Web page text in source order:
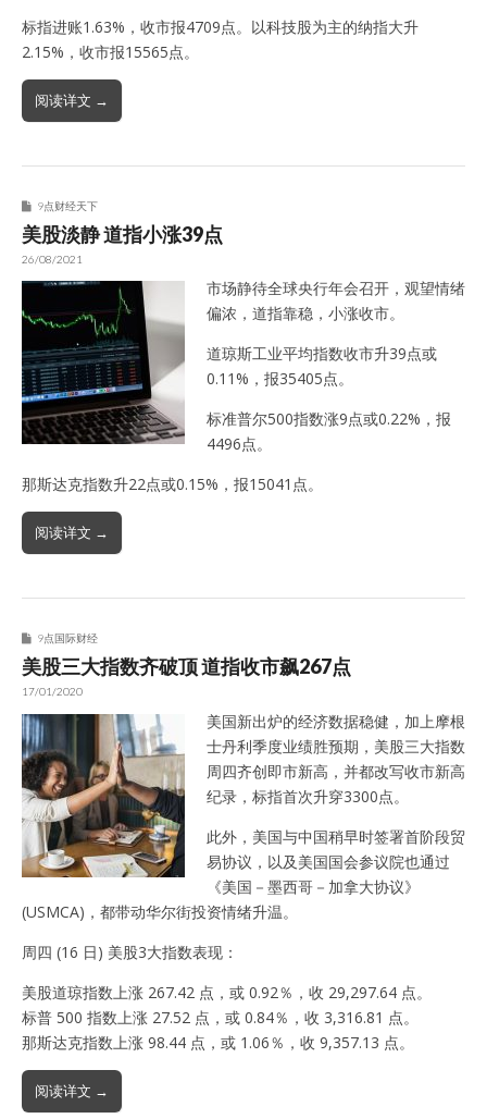
标指进账1.63%，收市报4709点。以科技股为主的纳指大升
2.15%，收市报15565点。
阅读详文 →
9点财经天下
美股淡静 道指小涨39点
26/08/2021
市场静待全球央行年会召开，观望情绪
偏浓，道指靠稳，小涨收市。
道琼斯工业平均指数收市升39点或
0.11%，报35405点。
标准普尔500指数涨9点或0.22%，报
4496点。
那斯达克指数升22点或0.15%，报15041点。
阅读详文 →
9点国际财经
美股三大指数齐破顶 道指收市飙267点
17/01/2020
美国新出炉的经济数据稳健，加上摩根
士丹利季度业绩胜预期，美股三大指数
周四齐创即市新高，并都改写收市新高
纪录，标指首次升穿3300点。
此外，美国与中国稍早时签署首阶段贸
易协议，以及美国国会参议院也通过
《美国－墨西哥－加拿大协议》
(USMCA)，都带动华尔街投资情绪升温。
周四 (16 日) 美股3大指数表现：
美股道琼指数上涨 267.42 点，或 0.92％，收 29,297.64 点。
标普 500 指数上涨 27.52 点，或 0.84％，收 3,316.81 点。
那斯达克指数上涨 98.44 点，或 1.06％，收 9,357.13 点。
阅读详文 →